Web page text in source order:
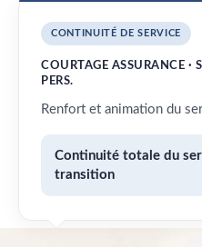
CONTINUITÉ DE SERVICE
COURTAGE ASSURANCE ·
PERS.
Renfort et animation du
Continuité totale du
transition